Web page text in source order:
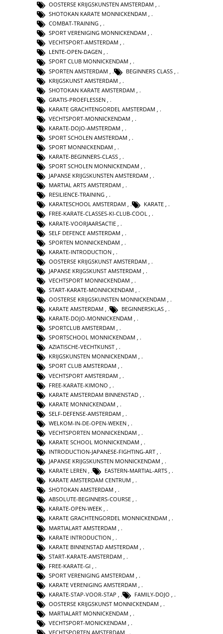
OOSTERSE KRIJGSKUNSTEN AMSTERDAM ,
SHOTOKAN KARATE MONNICKENDAM ,
COMBAT-TRAINING ,
SPORT VERENIGING MONNICKENDAM ,
VECHTSPORT-AMSTERDAM ,
LENTE-OPEN-DAGEN ,
SPORT CLUB MONNICKENDAM ,
SPORTEN AMSTERDAM
BEGINNERS CLASS
KRIJGSKUNST AMSTERDAM
SHOTOKAN KARATE AMSTERDAM
GRATIS-PROEFLESSEN
KARATE GRACHTENGORDEL AMSTERDAM
VECHTSPORT-MONNICKENDAM
KARATE-DOJO-AMSTERDAM
SPORT SCHOLEN AMSTERDAM
SPORT MONNICKENDAM ,
KARATE-BEGINNERS-CLASS ,
SPORT SCHOLEN MONNICKENDAM ,
JAPANSE KRIJGSKUNSTEN AMSTERDAM ,
MARTIAL ARTS AMSTERDAM ,
RESILIENCE-TRAINING ,
KARATESCHOOL AMSTERDAM , KARATE ,
FREE-KARATE-CLASSES-KI-CLUB-COOL ,
KARATE-VOORJAARSACTIE
SELF DEFENCE AMSTERDAM
SPORTEN MONNICKENDAM
KARATE-INTRODUCTION
OOSTERSE KRIJGSKUNST AMSTERDAM
JAPANSE KRIJGSKUNST AMSTERDAM
VECHTSPORT MONNICKENDAM
START-KARATE-MONNICKENDAM
OOSTERSE KRIJGSKUNSTEN MONNICKENDAM ,
KARATE AMSTERDAM , BEGINNERSKLAS ,
KARATE-DOJO-MONNICKENDAM ,
SPORTCLUB AMSTERDAM ,
SPORTSCHOOL MONNICKENDAM ,
AZIATISCHE-VECHTKUNST ,
KRIJGSKUNSTEN MONNICKENDAM ,
SPORT CLUB AMSTERDAM ,
VECHTSPORT AMSTERDAM
FREE-KARATE-KIMONO
KARATE AMSTERDAM BINNENSTAD
KARATE MONNICKENDAM
SELF-DEFENSE-AMSTERDAM
WELKOM-IN-DE-OPEN-WEKEN
VECHTSPORTEN MONNICKENDAM
KARATE SCHOOL MONNICKENDAM
INTRODUCTION-JAPANESE-FIGHTING-ART ,
JAPANSE KRIJGSKUNSTEN MONNICKENDAM ,
KARATE LEREN , EASTERN-MARTIAL-ARTS ,
KARATE AMSTERDAM CENTRUM ,
SHOTOKAN AMSTERDAM ,
ABSOLUTE-BEGINNERS-COURSE ,
KARATE-OPEN-WEEK ,
KARATE GRACHTENGORDEL MONNICKENDAM ,
MARTIALART AMSTERDAM
KARATE INTRODUCTION
KARATE BINNENSTAD AMSTERDAM
START-KARATE-AMSTERDAM
FREE-KARATE-GI
SPORT VERENIGING AMSTERDAM
KARATE VERENIGING AMSTERDAM
KARATE-STAP-VOOR-STAP
FAMILY-DOJO
OOSTERSE KRIJGSKUNST MONNICKENDAM ,
MARTIALART MONNICKENDAM ,
VECHTSPORT-MONICKENDAM ,
VECHTSPORTEN AMSTERDAM